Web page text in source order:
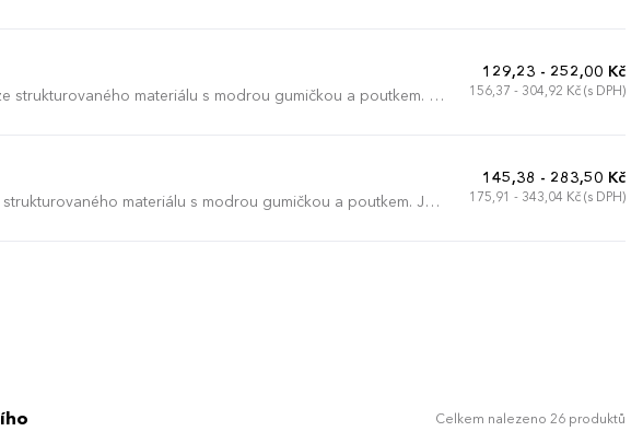
strukturovaného materiálu s modrou gumičkou a poutkem. Je
129,23 - 252,00 Kč
156,37 - 304,92 Kč (s DPH)
materiálu s modrou gumičkou a poutkem. Je
145,38 - 283,50 Kč
175,91 - 343,04 Kč (s DPH)
Celkem nalezeno 26 produktů